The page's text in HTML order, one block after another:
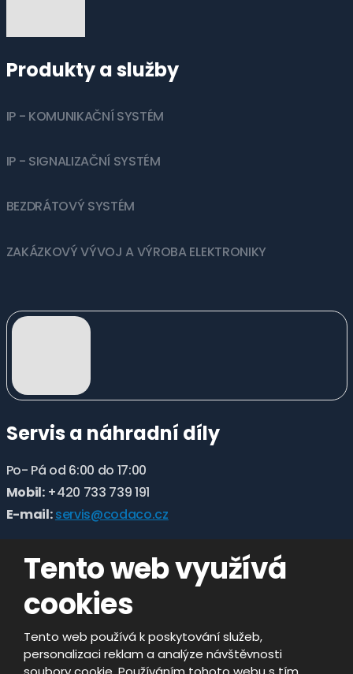
Produkty a služby
IP - KOMUNIKAČNÍ SYSTÉM
IP - SIGNALIZAČNÍ SYSTÉM
BEZDRÁTOVÝ SYSTÉM
ZAKÁZKOVÝ VÝVOJ A VÝROBA ELEKTRONIKY
Servis a náhradní díly
Po- Pá od 6:00 do 17:00
Mobil:+420 733 739 191
E-mail: servis@codaco.cz
Tento web využívá
cookies
Tento web používá k poskytování služeb,
personalizaci reklam a analýze návštěvnosti